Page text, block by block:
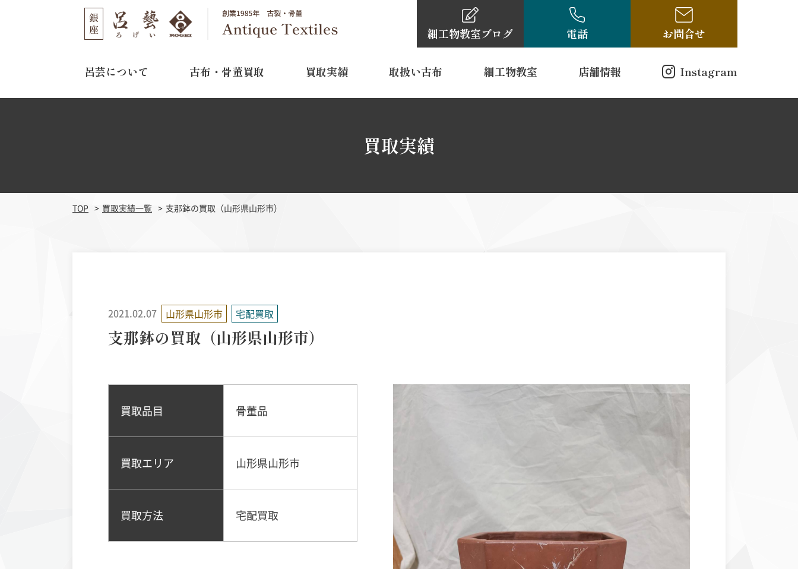
細工物教室ブログ 電話
定休日
水曜日・木曜日
TEL
お問合せ
呂芸について 古布・骨董買取
よくある質問
買取実績 取扱い古布
丹波布 ヨーロッパ更紗 藍染 インド更紗 縮緬
細工物教室 店舗情報 Instagram
買取実績
TOP 買取実績一覧 支那鉢の買取（山形県山形市）
2021.02.07 山形県山形市 宅配買取
支那鉢の買取（山形県山形市）
買取品目 骨董品
買取エリア 山形県山形市
買取方法 宅配買取